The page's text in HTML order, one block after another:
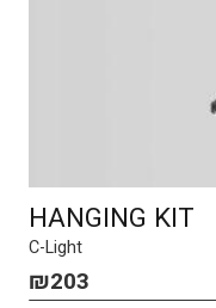
HANGING KIT
C-Light
₪203